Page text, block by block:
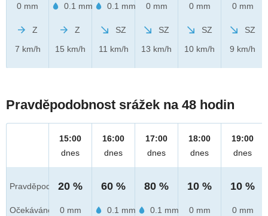
0 mm
Z
7 km/h
0.1 mm
Z
15 km/h
0.1 mm
SZ
11 km/h
0 mm
SZ
13 km/h
0 mm
SZ
10 km/h
0 mm
SZ
9 km/h
Pravděpodobnost srážek na 48 hodin
Pravděpod.
Očekáváno
15:00
dnes
20 %
0 mm
16:00
dnes
60 %
0.1 mm
17:00
dnes
80 %
0.1 mm
18:00
dnes
10 %
0 mm
19:00
dnes
10 %
0 mm